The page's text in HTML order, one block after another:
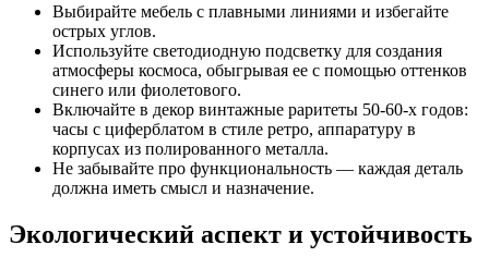
Выбирайте мебель с плавными линиями и избегайте
острых углов.
Используйте светодиодную подсветку для создания
атмосферы космоса, обыгрывая ее с помощью оттенков
синего или фиолетового.
Включайте в декор винтажные раритеты 50-60-х годов:
часы с циферблатом в стиле ретро, аппаратуру в
корпусах из полированного металла.
Не забывайте про функциональность — каждая деталь
должна иметь смысл и назначение.
Экологический аспект и устойчивость